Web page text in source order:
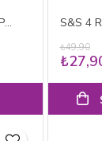
S&S 4 Renkli Mat Far Paleti 03
₺49,90